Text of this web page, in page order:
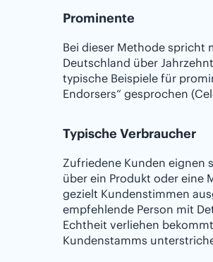
Prominente
Bei dieser Methode spricht
Deutschland über
typische Beispiele für
Endorsers“ gesprochen
Typische Verbraucher
Zufriedene Kunden eignen
über ein Produkt oder eine
gezielt Kundenstimmen
empfehlende Person mit
Echtheit verliehen
Kundenstamms